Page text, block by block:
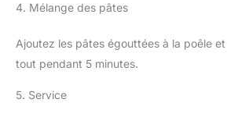
4. Mélange des pâtes
Ajoutez les pâtes égouttées à la poêle
tout pendant 5 minutes.
5. Service